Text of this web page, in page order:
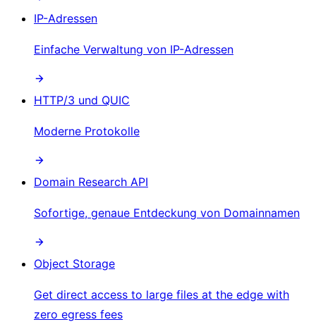
IP-Adressen
Einfache Verwaltung von IP-Adressen
HTTP/3 und QUIC
Moderne Protokolle
Domain Research API
Sofortige, genaue Entdeckung von Domainnamen
Object Storage
Get direct access to large files at the edge with
zero egress fees